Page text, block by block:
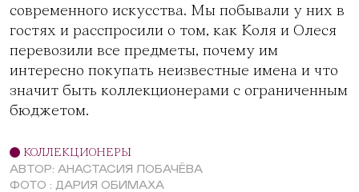
КОЛЛЕКЦИОНЕРЫ
АВТОР: АНАСТАСИЯ ЛОБАЧЁВА
ФОТО : ДАРИЯ ОБИМАХА
современного искусства. Мы побывали у них в
гостях и расспросили о том, как Коля и Олеся
перевозили все предметы, почему им
интересно покупать неизвестные имена и что
значит быть коллекционерами с ограниченным
бюджетом.